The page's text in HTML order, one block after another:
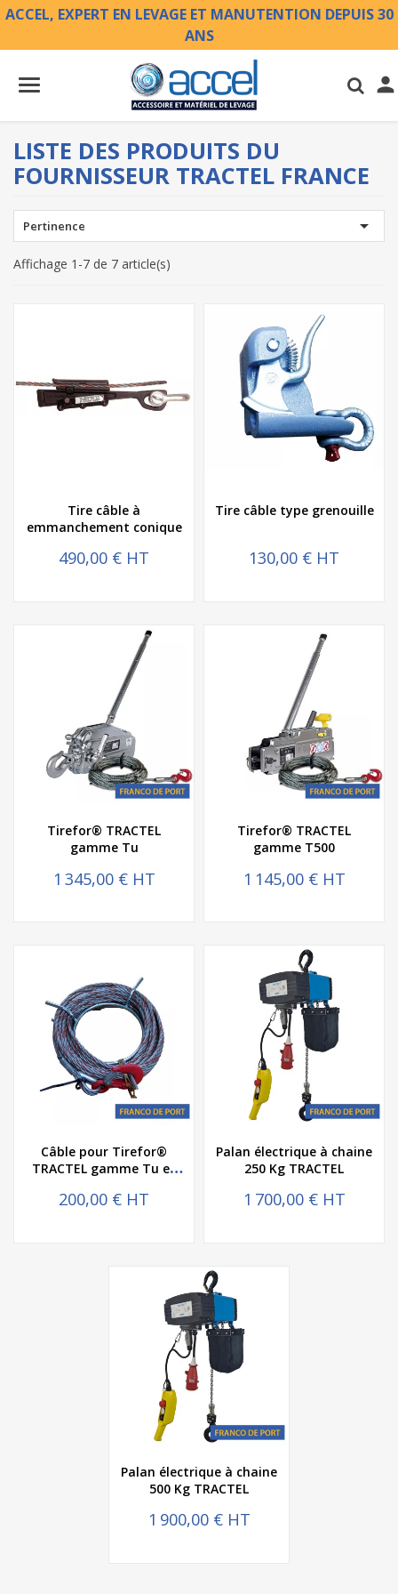
ACCEL, EXPERT EN LEVAGE ET MANUTENTION DEPUIS 30
ANS

LISTE DES PRODUITS DU
FOURNISSEUR TRACTEL FRANCE
Pertinence 
Affichage 1-7 de 7 article(s)
Tire câble à
emmanchement conique
490,00 € HT
Tire câble type grenouille
130,00 € HT
Tirefor® TRACTEL
gamme Tu
1 345,00 € HT
Tirefor® TRACTEL
gamme T500
1 145,00 € HT
Câble pour Tirefor®
TRACTEL gamme Tu et
200,00 € HT
Palan électrique à chaine
250 Kg TRACTEL
1 700,00 € HT
Palan électrique à chaine
500 Kg TRACTEL
1 900,00 € HT